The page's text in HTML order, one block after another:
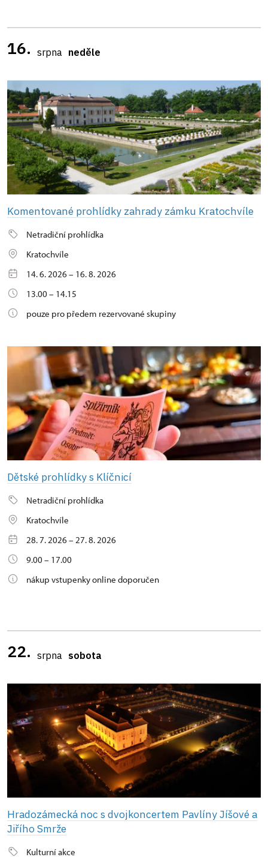
16. srpna neděle
Komentované prohlídky zahrady zámku Kratochvíle
Netradiční prohlídka
Kratochvíle
14. 6. 2026 – 16. 8. 2026
13.00 – 14.15
pouze pro předem rezervované skupiny
Dětské prohlídky s Klíčnicí
Netradiční prohlídka
Kratochvíle
28. 7. 2026 – 27. 8. 2026
9.00 – 17.00
nákup vstupenky online doporučen
22. srpna sobota
Hradozámecká noc s dvojkoncertem Pavlíny Jíšové a
Jiřího Smrže
Kulturní akce